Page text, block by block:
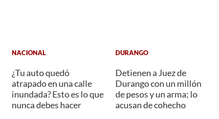
NACIONAL
¿Tu auto quedó
atrapado en una calle
inundada? Esto es lo que
nunca debes hacer
DURANGO
Detienen a Juez de
Durango con un millón
de pesos y un arma; lo
acusan de cohecho